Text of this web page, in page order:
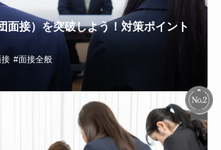
面接）を突破しよう！対策ポイント
#面接全般